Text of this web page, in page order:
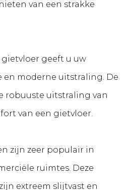
van een strakke
geeft u uw
en moderne uitstraling. De
robuuste uitstraling van
van een gietvloer.
zijn zeer populair in
ruimtes. Deze
extreem slijtvast en